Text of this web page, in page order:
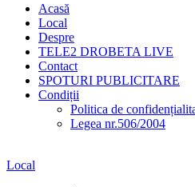
Acasă
Local
Despre
TELE2 DROBETA LIVE
Contact
SPOTURI PUBLICITARE
Condiții
Politica de
Legea nr.506/2004
Local